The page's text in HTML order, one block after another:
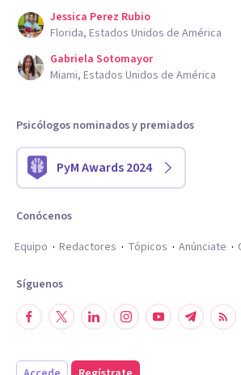
Jessica Perez Rubio
Florida, Estados Unidos de América
Gabriela Sotomayor
Miami, Estados Unidos de América
Psicólogos nominados y premiados
PyM Awards 2024
Conócenos
Equipo
Redactores Tópicos Anúnciate
Síguenos